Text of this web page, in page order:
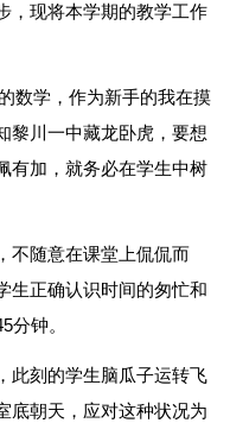
，现将本学期的教学工作
数学，作为新手的我在摸
黎川一中藏龙卧虎，要想
有加，就务必在学生中树
不随意在课堂上侃侃而
生正确认识时间的匆忙和
分钟。
此刻的学生脑瓜子运转飞
底朝天，应对这种状况为